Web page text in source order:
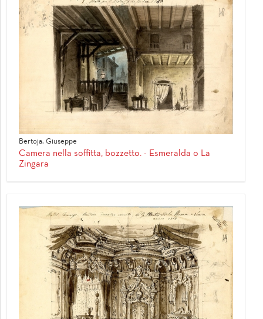
Bertoja, Giuseppe
Camera nella soffitta, bozzetto. - Esmeralda o La
Zingara